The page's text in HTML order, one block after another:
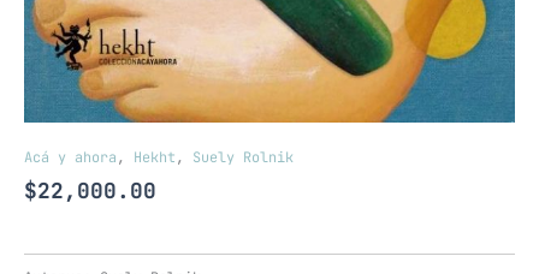
Acá y ahora, Hekht, Suely Rolnik
$22,000.00